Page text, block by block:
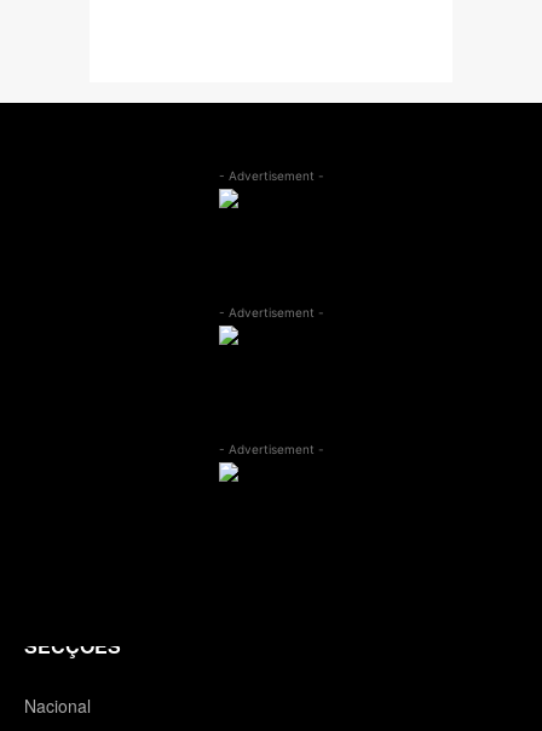
- Advertisement -
- Advertisement -
- Advertisement -
SECÇÕES
Nacional